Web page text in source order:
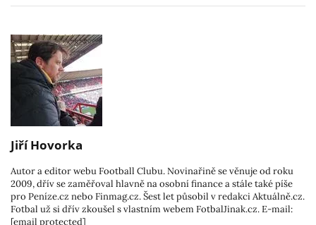
Jiří Hovorka
Autor a editor webu Football Clubu. Novinařině se věnuje od roku
2009, dřív se zaměřoval hlavně na osobní finance a stále také píše
pro Peníze.cz nebo Finmag.cz. Šest let působil v redakci Aktuálně.cz.
Fotbal už si dřív zkoušel s vlastním webem FotbalJinak.cz. E-mail:
[email protected]